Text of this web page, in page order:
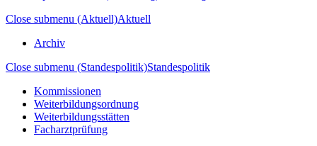
Close submenu (Aktuell)Aktuell
Archiv
Close submenu (Standespolitik)Standespolitik
Kommissionen
Weiterbildungsordnung
Weiterbildungsstätten
Facharztprüfung